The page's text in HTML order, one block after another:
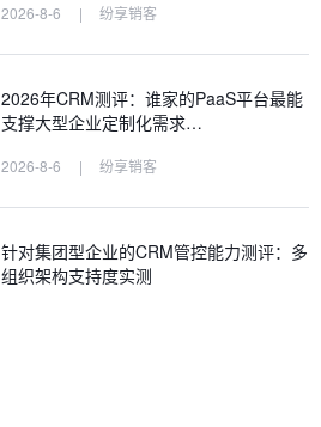
2026-8-6 | 纷享销客
2026年CRM测评：谁家的PaaS平台最能
支撑大型企业定制化需求…
2026-8-6 | 纷享销客
针对集团型企业的CRM管控能力测评：多
组织架构支持度实测